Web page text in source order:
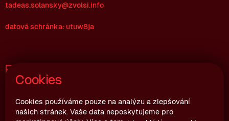
Cookies
Cookies používáme pouze na analýzu a zlepšování
našich stránek. Vaše data neposkytujeme pro
tadeas.solansky@zvolsi.info
datová schránka: utuw8ja
Fakturační údaje
Joštova 10, 602 00 Brno
Česká republika